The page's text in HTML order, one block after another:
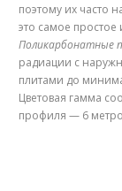
поэтому их часто
это самое
Поликарбонатные
радиации с
плитами до
Цветовая гамма
профиля — 6